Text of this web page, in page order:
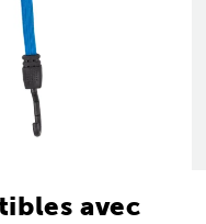
avec